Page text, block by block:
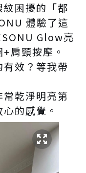
困擾的「都
體驗了這
Glow亮
肩頸按摩。
效？等我帶
乾淨明亮第
的感覺。